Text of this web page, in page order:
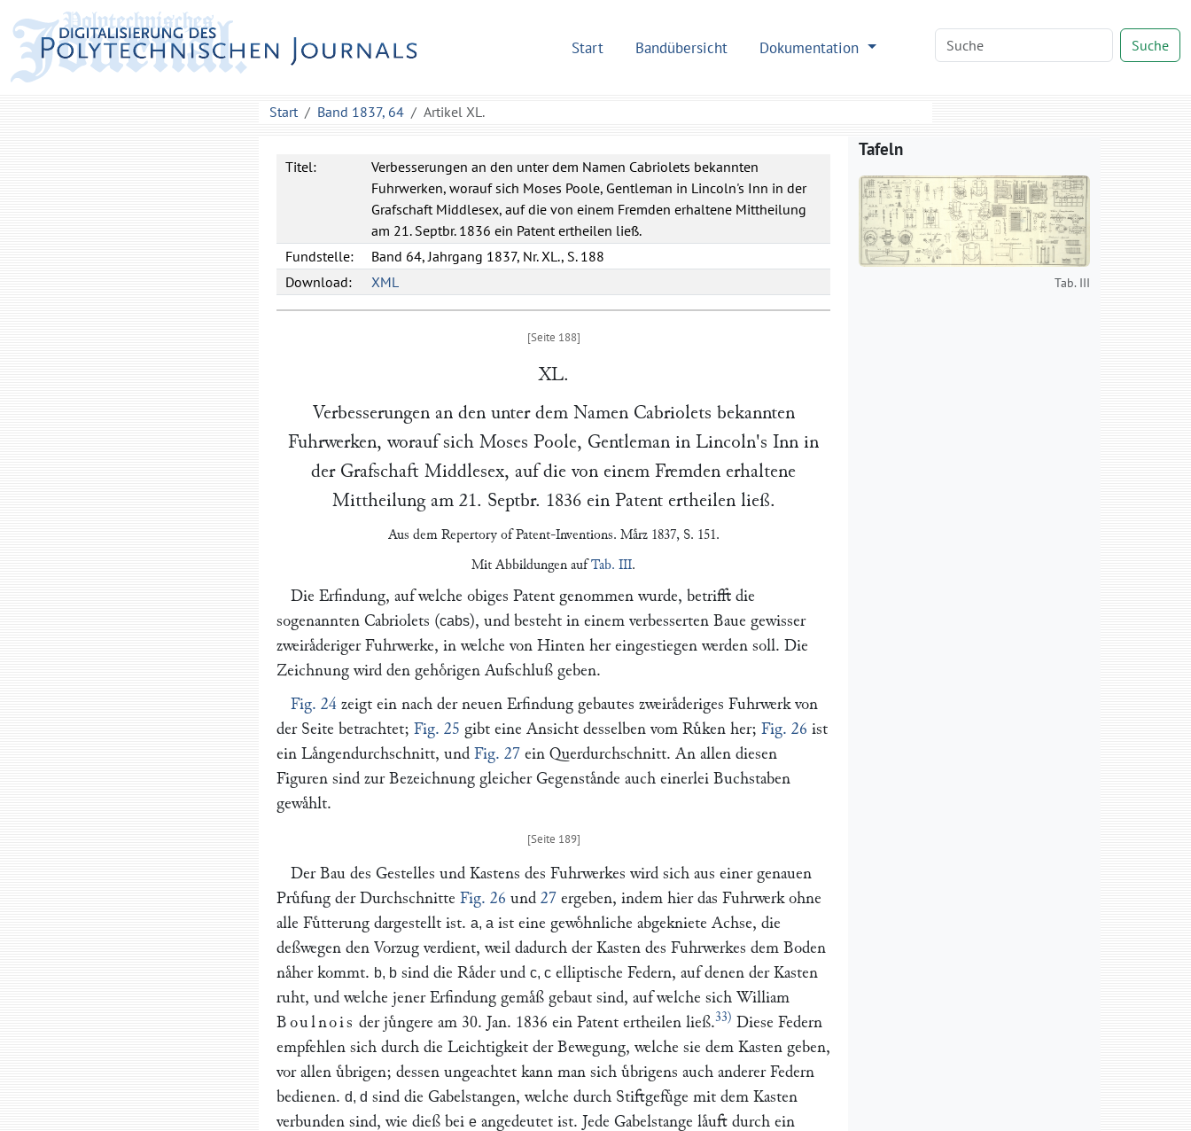
Start Bandübersicht Dokumentation Suche
Start Band 1837, 64 Artikel XL.
Titel:
Verbesserungen an den unter dem Namen Cabriolets bekannten
Fuhrwerken, worauf sich Moses Poole, Gentleman in Lincoln's Inn in der
Grafschaft Middlesex, auf die von einem Fremden erhaltene Mittheilung
am 21. Septbr. 1836 ein Patent ertheilen ließ.
Fundstelle:
Band 64, Jahrgang 1837, Nr. XL., S. 188
Download:
XML
XL.
Verbesserungen an den unter dem Namen Cabriolets bekannten
Fuhrwerken, worauf sich Moses Poole, Gentleman in Lincoln's Inn in
der Grafschaft Middlesex, auf die von einem Fremden erhaltene
Mittheilung am 21. Septbr. 1836ein Patent ertheilen ließ.
Aus dem Repertory of Patent-Inventions. Maͤrz 1837, S. 151.
Mit Abbildungen aufTab. III.
Die Erfindung, auf welche obiges Patent genommen wurde, betrifft die
sogenannten Cabriolets (cabs), und besteht in einem verbesserten Baue gewisser
zweiraͤderiger Fuhrwerke, in welche von Hinten her eingestiegen werden soll. Die
Zeichnung wird den gehoͤrigen Aufschluß geben.
Fig. 24 zeigt ein nach der neuen Erfindung gebautes zweiraͤderiges Fuhrwerk von
der Seite betrachtet; Fig. 25 gibt eine Ansicht desselben vom Ruͤken her; Fig. 26 ist
ein Laͤngendurchschnitt, und Fig. 27 ein Querdurchschnitt. An allen diesen
Figuren sind zur Bezeichnung gleicher Gegenstaͤnde auch einerlei Buchstaben
gewaͤhlt.
Der Bau des Gestelles und Kastens des Fuhrwerkes wird sich aus einer genauen
Pruͤfung der Durchschnitte Fig. 26 und 27 ergeben, indem hier das Fuhrwerk ohne
alle Fuͤtterung dargestellt ist. a, a ist eine gewoͤhnliche abgekniete Achse, die
deßwegen den Vorzug verdient, weil dadurch der Kasten des Fuhrwerkes dem Boden
naͤher kommt. b, b sind die Raͤder und c, c elliptische Federn, auf denen der Kasten
ruht, und welche jener Erfindung gemaͤß gebaut sind, auf welche sich William
Boulnois der juͤngere am 30. Jan. 1836 ein Patent ertheilen ließ.33) Diese Federn
empfehlen sich durch die Leichtigkeit der Bewegung, welche sie dem Kasten geben,
vor allen uͤbrigen; dessen ungeachtet kann man sich uͤbrigens auch anderer Federn
bedienen. d, d sind die Gabelstangen, welche durch Stiftgefuͤge mit dem Kasten
verbunden sind, wie dieß bei e angedeutet ist. Jede Gabelstange laͤuft durch ein
Tafeln
Tab. III